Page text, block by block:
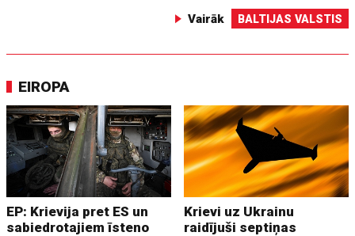
Vairāk BALTIJAS VALSTIS
EIROPA
EP: Krievija pret ES un
sabiedrotajiem īsteno
Krievi uz Ukrainu
raidījuši septiņas